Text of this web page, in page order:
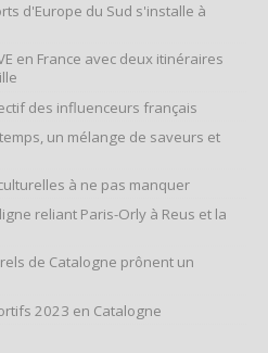
d'Europe du Sud s'installe à
en France avec deux itinéraires
des influenceurs français
un mélange de saveurs et
à ne pas manquer
reliant Paris-Orly à Reus et la
de Catalogne prônent un
2023 en Catalogne